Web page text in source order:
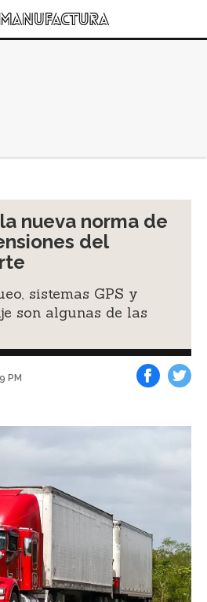
nueva norma de
del
sistemas GPS y
son algunas de las
PM